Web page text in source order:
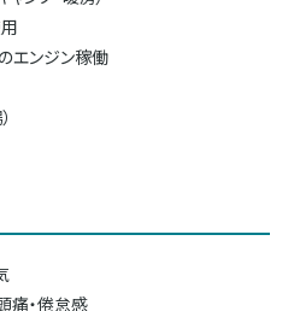
エンジン稼働
痛・倦怠感